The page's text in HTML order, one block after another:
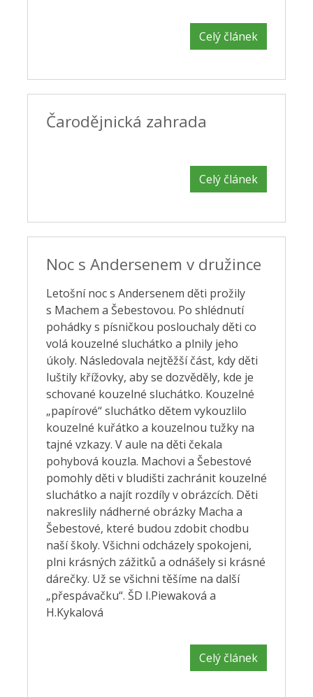
Celý článek
Čarodějnická zahrada
Celý článek
Noc s Andersenem v družince
Letošní noc s Andersenem děti prožily
s Machem a Šebestovou. Po shlédnutí
pohádky s písničkou poslouchaly děti co
volá kouzelné sluchátko a plnily jeho
úkoly. Následovala nejtěžší část, kdy děti
luštily křížovky, aby se dozvěděly, kde je
schované kouzelné sluchátko. Kouzelné
„papírové“ sluchátko dětem vykouzlilo
kouzelné kuřátko a kouzelnou tužky na
tajné vzkazy. V aule na děti čekala
pohybová kouzla. Machovi a Šebestové
pomohly děti v bludišti zachránit kouzelné
sluchátko a najít rozdíly v obrázcích. Děti
nakreslily nádherné obrázky Macha a
Šebestové, které budou zdobit chodbu
naší školy. Všichni odcházely spokojeni,
plni krásných zážitků a odnášely si krásné
dárečky. Už se všichni těšíme na další
„přespávačku“. ŠD I.Piewaková a
H.Kykalová
Celý článek